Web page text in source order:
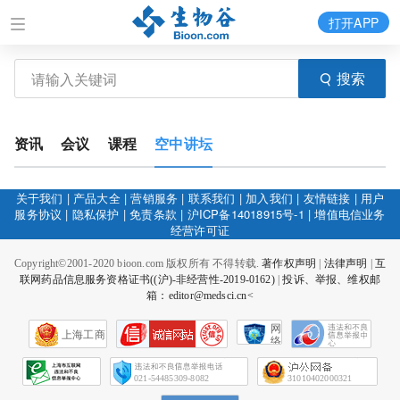
搜索
打开APP
资讯 会议 课程 空中讲坛
关于我们 | 产品大全|营销服务 | 联系我们 | 加入我们 | 友情链接 | 用户
服务协议 | 隐私保护 |免责条款 | 沪ICP备14018915号-1 |增值电信业务
经营许可证
Copyright©2001-2020 bioon.com 版权所有 不得转载.著作权声明 法律声明
互
联网药品信息服务资格证书((沪)-非经营性-2019-0162)|投诉、举报、维权邮
箱：editor@medsci.cn<
上海工商
网
络
会
征
021-54485309-8082 31010402000321